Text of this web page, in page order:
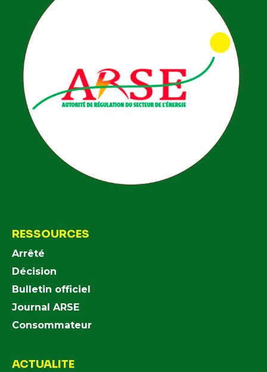
RESSOURCES
Arrêté
Décision
Bulletin officiel
Journal ARSE
Consommateur
ACTUALITE